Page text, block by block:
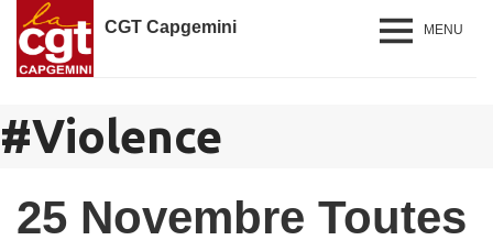
CGT Capgemini MENU
#Violence
25 Novembre Toutes